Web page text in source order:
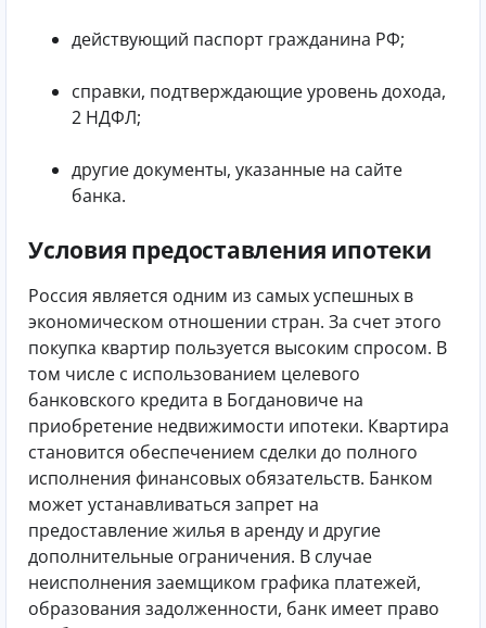
действующий паспорт гражданина РФ;
справки, подтверждающие уровень дохода,
2 НДФЛ;
другие документы, указанные на сайте
банка.
Условия предоставления ипотеки
Россия является одним из самых успешных в
экономическом отношении стран. За счет этого
покупка квартир пользуется высоким спросом. В
том числе с использованием целевого
банковского кредита в Богдановиче на
приобретение недвижимости ипотеки. Квартира
становится обеспечением сделки до полного
исполнения финансовых обязательств. Банком
может устанавливаться запрет на
предоставление жилья в аренду и другие
дополнительные ограничения. В случае
неисполнения заемщиком графика платежей,
образования задолженности, банк имеет право